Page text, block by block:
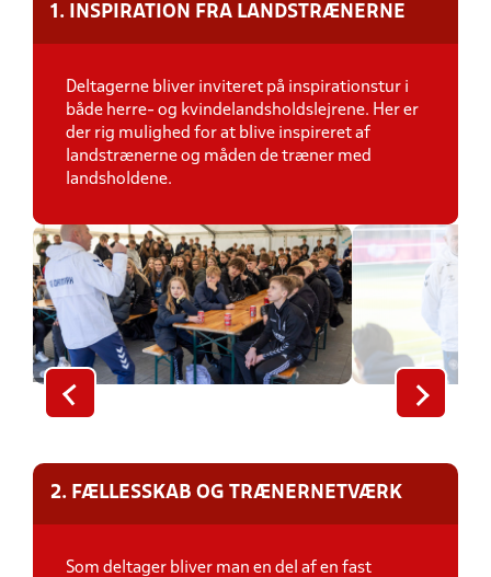
1. INSPIRATION FRA LANDSTRÆNERNE
Deltagerne bliver inviteret på inspirationstur i
både herre- og kvindelandsholdslejrene. Her er
der rig mulighed for at blive inspireret af
landstrænerne og måden de træner med
landsholdene.
2. FÆLLESSKAB OG TRÆNERNETVÆRK
Som deltager bliver man en del af en fast